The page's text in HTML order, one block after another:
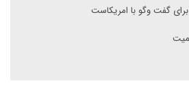
گفت وگو با امریکاست